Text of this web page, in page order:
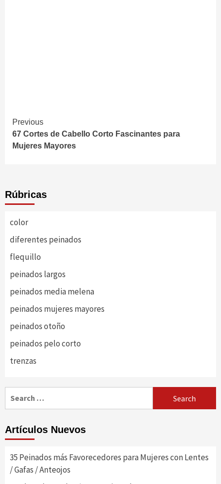
Continue
Reading
Previous
67 Cortes de Cabello Corto Fascinantes para
Mujeres Mayores
Rúbricas
color
diferentes peinados
flequillo
peinados largos
peinados media melena
peinados mujeres mayores
peinados otoño
peinados pelo corto
trenzas
Artículos Nuevos
35 Peinados más Favorecedores para Mujeres con Lentes
/ Gafas / Anteojos